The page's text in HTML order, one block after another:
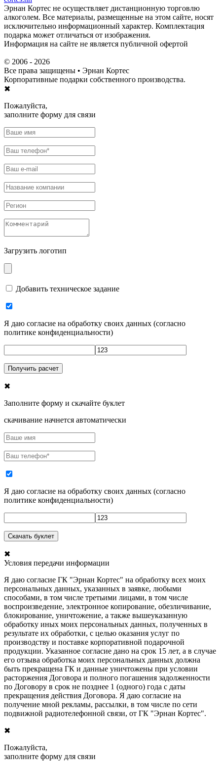
Эрнан Кортес не осуществляет дистанционную торговлю
алкоголем. Все материалы, размещенные на этом сайте, носят
исключительно информационный характер. Комплектация
подарка может отличаться от изображения.
Информация на сайте не является публичной офертой
© 2006 - 2026
Все права защищены • Эрнан Кортес
Корпоративные подарки собственного производства.
✖
Пожалуйста,
заполните форму для связи
Загрузить логотип
Добавить техническое задание
Я даю согласие на обработку своих данных (согласно
политике конфиденциальности)
✖
Заполните форму и скачайте буклет
скачивание начнется автоматически
Я даю согласие на обработку своих данных (согласно
политике конфиденциальности)
✖
Условия передачи информации
Я даю согласие ГК "Эрнан Кортес" на обработку всех моих
персональных данных, указанных в заявке, любыми
способами, в том числе третьими лицами, в том числе
воспроизведение, электронное копирование, обезличивание,
блокирование, уничтожение, а также вышеуказанную
обработку иных моих персональных данных, полученных в
результате их обработки, с целью оказания услуг по
производству и поставке корпоративной подарочной
продукции. Указанное согласие дано на срок 15 лет, а в случае
его отзыва обработка моих персональных данных должна
быть прекращена ГК и данные уничтожены при условии
расторжения Договора и полного погашения задолженности
по Договору в срок не позднее 1 (одного) года с даты
прекращения действия Договора. Я даю согласие на
получение мной рекламы, рассылки, в том числе по сети
подвижной радиотелефонной связи, от ГК "Эрнан Кортес".
✖
Пожалуйста,
заполните форму для связи